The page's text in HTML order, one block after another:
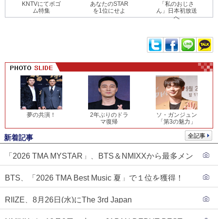
KNTVにてボゴ
ム特集
あなたのSTAR
を1位にせよ
「私のおじさ
ん」日本初放送
へ
夢の共演！
2年ぶりのドラ
マ復帰
ソ・ガンジュン
「第3の魅力」
全記事
新着記事
「2026 TMA MYSTAR」、BTS＆NMIXXから最多メン
BTS、「2026 TMA Best Music 夏」で１位を獲得！
RIIZE、8月26日(水)にThe 3rd Japan